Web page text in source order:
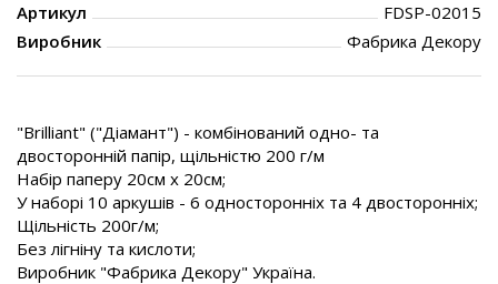
Артикул
FDSP-02015
Виробник
Фабрика Декору
"Brilliant" ("Діамант") - комбінований одно- та
двосторонній папір, щільністю 200 г/м
Набір паперу 20см х 20см;
У наборі 10 аркушів - 6 односторонніх та 4 двосторонніх;
Щільність 200г/м;
Без лігніну та кислоти;
Виробник "Фабрика Декору" Україна.